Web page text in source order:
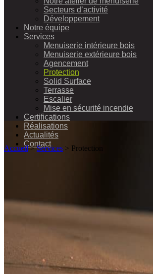
Secteurs d’activité
Développement
Notre équipe
Services
Menuiserie intérieure bois
Menuiserie extérieure bois
Agencement
Protection
Solid Surface
Terrasse
Escalier
Mise en sécurité incendie
Certifications
Réalisations
Actualités
Contact
Accueil>Services > Protection